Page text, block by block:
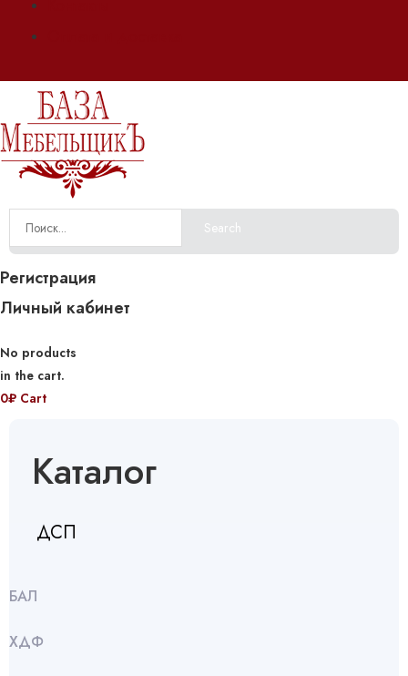
Search
Регистрация
Личный кабинет
No products
in the cart.
0₽ Cart
Каталог
ДСП
БАЛ
ХДФ